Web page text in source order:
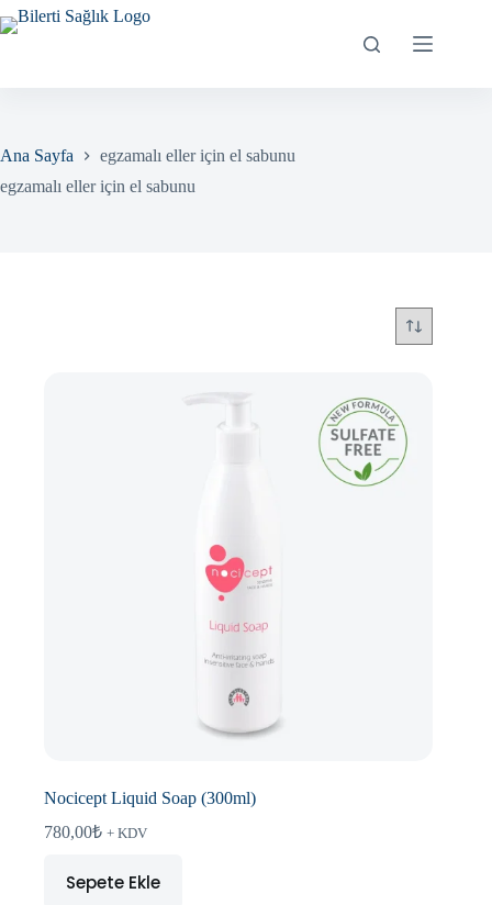
Skip
to
Ana Sayfa
egzamalı eller için el sabunu
egzamalı eller için el sabunu
Nocicept Liquid Soap (300ml)
780,00₺ + KDV
Sepete Ekle